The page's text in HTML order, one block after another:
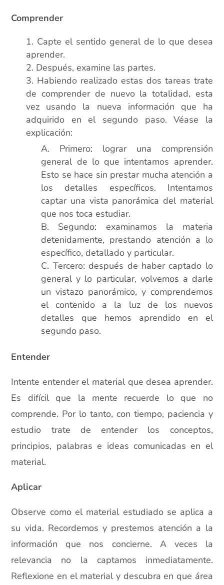
Comprender
Capte el sentido general de lo que desea
aprender.
Después, examine las partes.
Habiendo realizado estas dos tareas trate
de comprender de nuevo la totalidad, esta
vez usando la nueva información que ha
adquirido en el segundo paso. Véase la
explicación:
Primero: lograr una comprensión
general de lo que intentamos aprender.
Esto se hace sin prestar mucha atención a
los detalles específicos. Intentamos
captar una vista panorámica del material
que nos toca estudiar.
Segundo: examinamos la materia
detenidamente, prestando atención a lo
específico, detallado y particular.
Tercero: después de haber captado lo
general y lo particular, volvemos a darle
un vistazo panorámico, y comprendemos
el contenido a la luz de los nuevos
detalles que hemos aprendido en el
segundo paso.
Entender
Intente entender el material que desea aprender.
Es difícil que la mente recuerde lo que no
comprende. Por lo tanto, con tiempo, paciencia y
estudio trate de entender los conceptos,
principios, palabras e ideas comunicadas en el
material.
Aplicar
Observe como el material estudiado se aplica a
su vida. Recordemos y prestemos atención a la
información que nos concierne. A veces la
relevancia no la captamos inmediatamente.
Reflexione en el material y descubra en que área